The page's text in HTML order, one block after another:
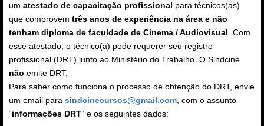
um atestado de capacitação profissional para técnicos(as)
que comprovem três anos de experiência na área e não
tenham diploma de faculdade de Cinema / Audiovisual . Com
esse atestado, o técnico(a) pode requerer seu registro
profissional (DRT) junto ao Ministério do Trabalho. O Sindcine
não emite DRT.
Para saber como funciona o processo de obtenção do DRT, envie
um email para sindcinecursos@gmail.com , com o assunto
“informações DRT” e os seguintes dados: